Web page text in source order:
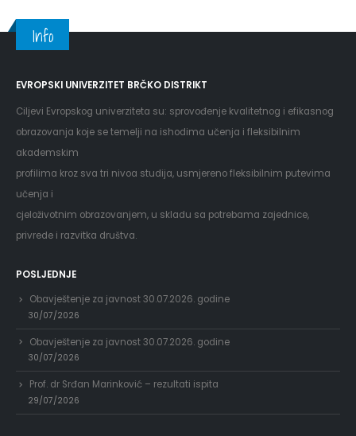
Info
EVROPSKI UNIVERZITET BRČKO DISTRIKT
Ciljevi Evropskog univerziteta su: sprovođenje kvalitetnog i efikasnog
obrazovanja koje se temelji na ishodima učenja i fleksibilnim
akademskim
profilima kroz sva tri nivoa studija, usmjereno fleksibilnim putevima
učenja i
cjeloživotnim obrazovanjem, u skladu sa potrebama zajednice,
privrede i razvitka društva.
POSLJEDNJE
Obavještenje za javnost 30.07.2026. godine
30/07/2026
Obavještenje za javnost 30.07.2026. godine
30/07/2026
Prof. dr Srđan Marinković – rezultati ispita
29/07/2026